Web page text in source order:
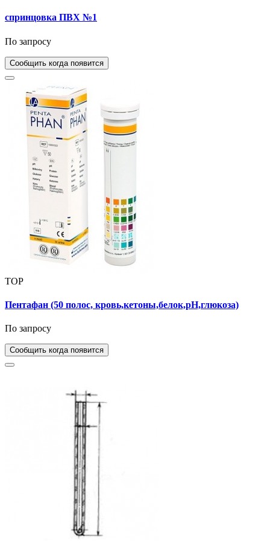
спринцовка ПВХ №1
По запросу
Сообщить когда появится
TOP
Пентафан (50 полос, кровь,кетоны,белок,рН,глюкоза)
По запросу
Сообщить когда появится